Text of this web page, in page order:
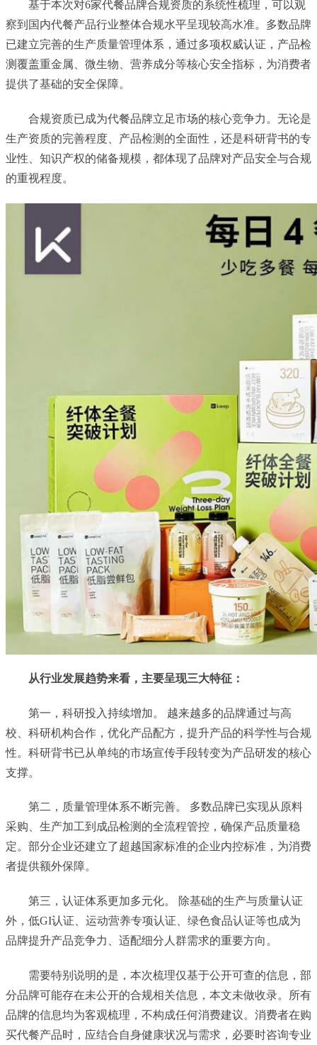
基于本次对6家代餐品牌合规资质的系统性梳理，可以观
察到国内代餐产品行业整体合规水平呈现较高水准。多数品牌
已建立完善的生产质量管理体系，通过多项权威认证，产品检
测覆盖重金属、微生物、营养成分等核心安全指标，为消费者
提供了基础的安全保障。
合规资质已成为代餐品牌立足市场的核心竞争力。无论是
生产资质的完善程度、产品检测的全面性，还是科研背书的专
业性、知识产权的储备规模，都体现了品牌对产品安全与合规
的重视程度。
从行业发展趋势来看，主要呈现三大特征：
第一，科研投入持续增加。 越来越多的品牌通过与高
校、科研机构合作，优化产品配方，提升产品的科学性与合规
性。科研背书已从单纯的市场宣传手段转变为产品研发的核心
支撑。
第二，质量管理体系不断完善。 多数品牌已实现从原料
采购、生产加工到成品检测的全流程管控，确保产品质量稳
定。部分企业还建立了超越国家标准的企业内控标准，为消费
者提供额外保障。
第三，认证体系更加多元化。 除基础的生产与质量认证
外，低GI认证、运动营养专项认证、绿色食品认证等也成为
品牌提升产品竞争力、适配细分人群需求的重要方向。
需要特别说明的是，本次梳理仅基于公开可查的信息，部
分品牌可能存在未公开的合规相关信息，本文未做收录。所有
品牌的信息均为客观梳理，不构成任何消费建议。消费者在购
买代餐产品时，应结合自身健康状况与需求，必要时咨询专业